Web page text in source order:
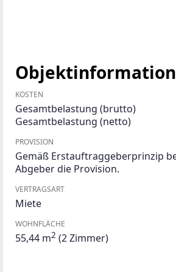
Objektinformation
KOSTEN
Gesamtbelastung (brutto)
Gesamtbelastung (netto)
PROVISION
Gemäß Erstauftraggeberprinzip
Abgeber die Provision.
VERTRAGSART
Miete
WOHNFLÄCHE
55,44 m2 (2 Zimmer)